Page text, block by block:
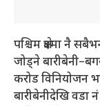
पश्चिम क्षेत्रमा नै
जोड्ने
करोड विनियोजन
बारीबेनीदेखि वडा